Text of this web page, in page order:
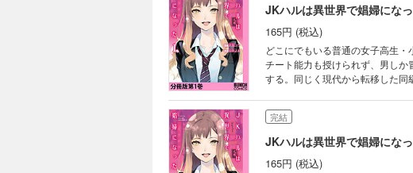
JKハルは異世界で娼婦にな
165円 (税込)
どこにでもいる普通の女子高生・
チート能力も授けられず、男し
する。同じく現代から転移した
界転生小説がついにコミカライズ
完結
JKハルは異世界で娼婦にな
165円 (税込)